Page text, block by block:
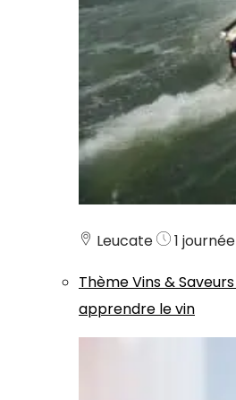
Leucate
1 journée
ThèmeVins & Saveurs
apprendre le vin